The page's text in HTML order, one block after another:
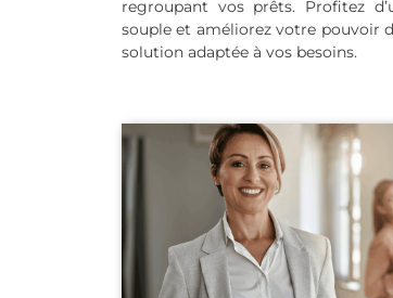
regroupant vos prêts. Profitez
souple et améliorez votre pouvoir
solution adaptée à vos besoins.